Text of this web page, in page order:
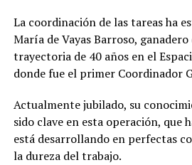
La coordinación de las tareas ha
María de Vayas Barroso,
trayectoria de 40 años en el
donde fue el primer Coordinador
Actualmente jubilado, su
sido clave en esta operación, que
está desarrollando en perfectas
la dureza del trabajo.